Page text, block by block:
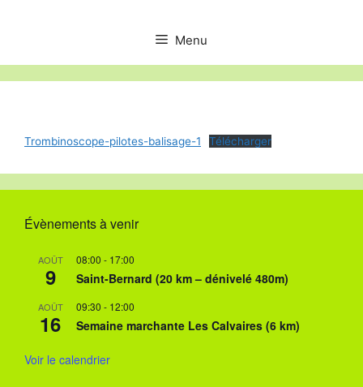
Menu
Trombinoscope-pilotes-balisage-1 Télécharger
Évènements à venir
AOÛT
9
08:00 - 17:00
Saint-Bernard (20 km – dénivelé 480m)
AOÛT
16
09:30 - 12:00
Semaine marchante Les Calvaires (6 km)
Voir le calendrier